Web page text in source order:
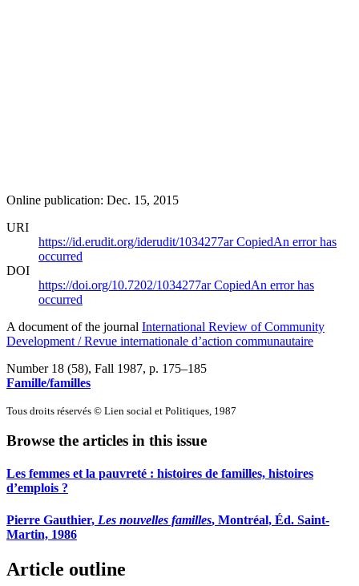
Online publication: Dec. 15, 2015
URI
https://id.erudit.org/iderudit/1034277arCopiedAn error has
occurred
DOI
https://doi.org/10.7202/1034277arCopiedAn error has
occurred
A document of the journal International Review of Community
Development / Revue internationale d’action communautaire
Number 18 (58), Fall 1987, p. 175–185
Famille/familles
Tous droits réservés © Lien social et Politiques, 1987
Browse the articles in this issue
Les femmes et la pauvreté : histoires de familles, histoires
d’emplois ?
Pierre Gauthier, Les nouvelles familles, Montréal, Éd. Saint-
Martin, 1986
Article outline